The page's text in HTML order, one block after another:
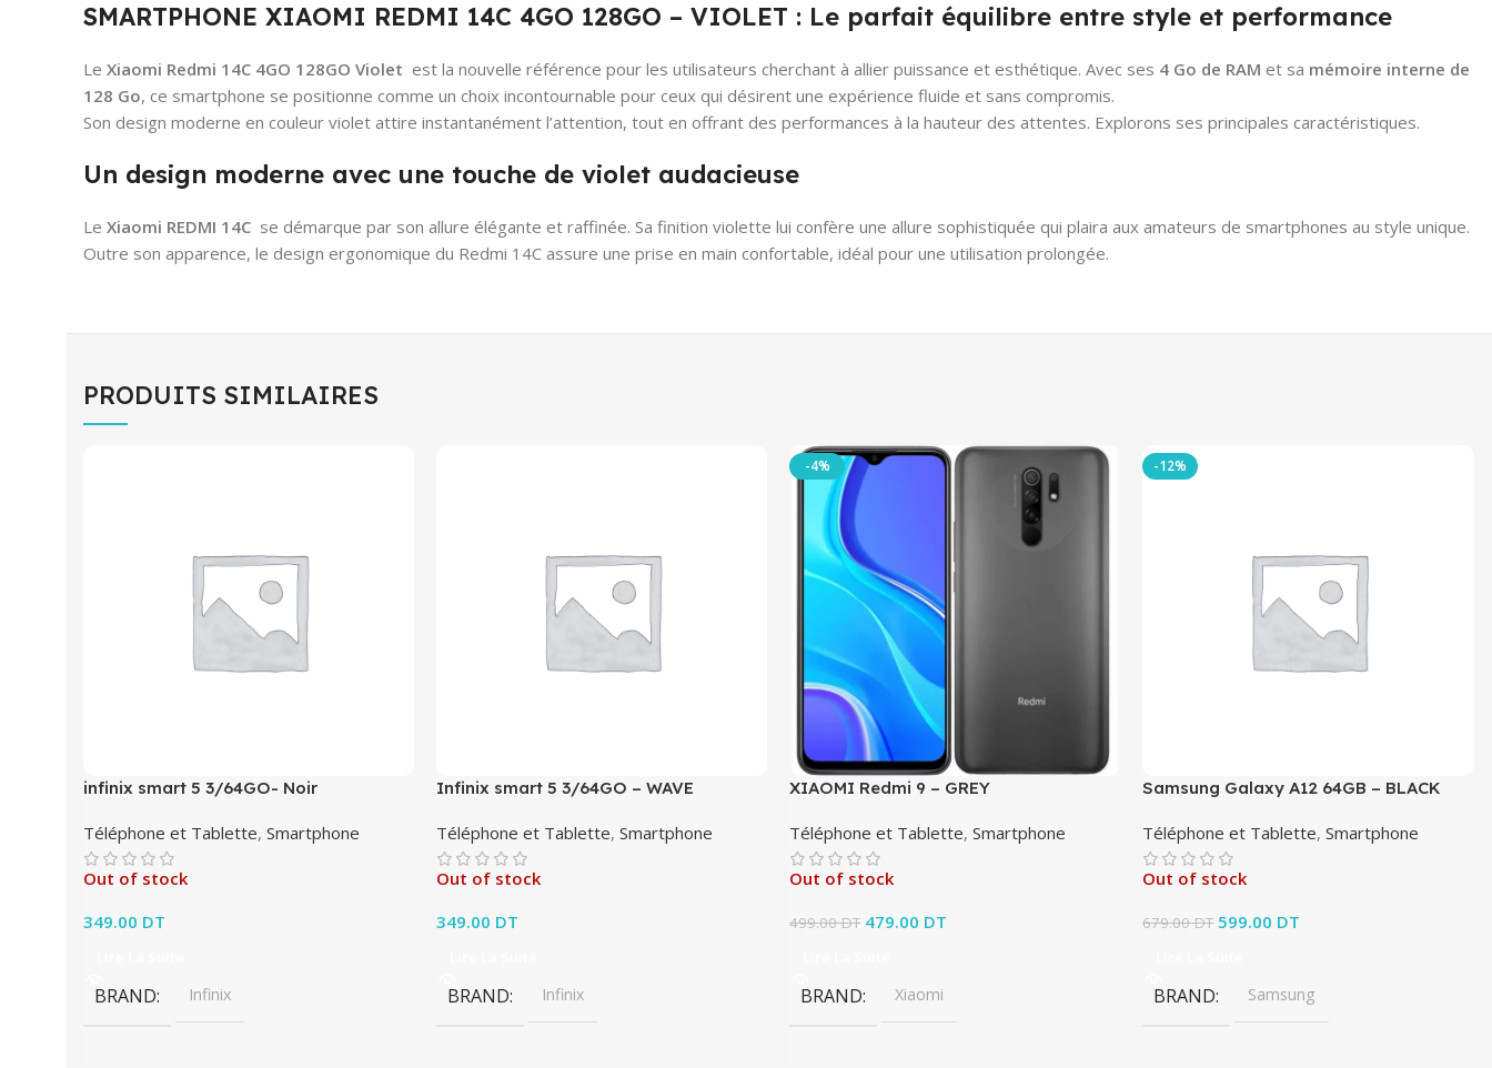
SMARTPHONE XIAOMI REDMI 14C 4GO 128GO – VIOLET : Le parfait équilibre entre style et performance
Le Xiaomi Redmi 14C 4GO 128GO Violet est la nouvelle référence pour les utilisateurs cherchant à allier puissance et esthétique. Avec ses 4 Go de RAM et sa mémoire interne de
128 Go, ce smartphone se positionne comme un choix incontournable pour ceux qui désirent une expérience fluide et sans compromis.
Son design moderne en couleur violet attire instantanément l’attention, tout en offrant des performances à la hauteur des attentes. Explorons ses principales caractéristiques.
Un design moderne avec une touche de violet audacieuse
Le Xiaomi REDMI 14C se démarque par son allure élégante et raffinée. Sa finition violette lui confère une allure sophistiquée qui plaira aux amateurs de smartphones au style unique.
Outre son apparence, le design ergonomique du Redmi 14C assure une prise en main confortable, idéal pour une utilisation prolongée.
PRODUITS SIMILAIRES
infinix smart 5 3/64GO- Noir
Téléphone et Tablette, Smartphone
Out of stock
349.00 DT
BRAND Infinix
Infinix smart 5 3/64GO – WAVE
Téléphone et Tablette,Smartphone
Out of stock
349.00 DT
BRAND Infinix
-4%
XIAOMI Redmi 9 – GREY
Téléphone et Tablette,Smartphone
Out of stock
499.00DT Le prix initial était : 499.00 DT.
479.00 DT
BRAND Xiaomi
-12%
Samsung Galaxy A12 64GB – BLACK
Téléphone et Tablette,Smartphone
Out of stock
679.00DT Le prix initial était : 679.00 DT.
599.00 DT
BRAND Samsung